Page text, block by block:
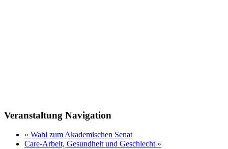
Veranstaltung Navigation
« Wahl zum Akademischen Senat
Care-Arbeit, Gesundheit und Geschlecht »